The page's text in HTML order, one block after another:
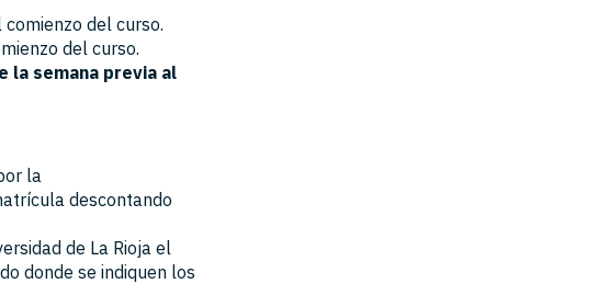
del curso.
del curso.
la semana previa al
la
descontando
de La Rioja el
donde se indiquen los